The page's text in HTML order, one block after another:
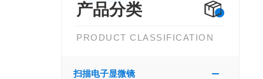
产品分类
PRODUCT CLASSIFICATION
扫描电子显微镜